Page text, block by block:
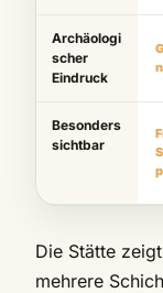
Archäologi
scher
Eindruck
Besonders
sichtbar
Die Stätte
mehrere